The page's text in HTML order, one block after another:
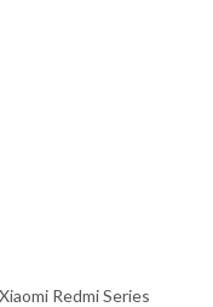
Xiaomi Redmi Series